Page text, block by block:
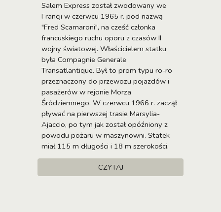
Salem Express został zwodowany we
Francji w czerwcu 1965 r. pod nazwą
"Fred Scamaroni", na cześć członka
francuskiego ruchu oporu z czasów II
wojny światowej. Właścicielem statku
była Compagnie Generale
Transatlantique. Był to prom typu ro-ro
przeznaczony do przewozu pojazdów i
pasażerów w rejonie Morza
Śródziemnego. W czerwcu 1966 r. zaczął
pływać na pierwszej trasie Marsylia-
Ajaccio, po tym jak został opóźniony z
powodu pożaru w maszynowni. Statek
miał 115 m długości i 18 m szerokości.
CZYTAJ